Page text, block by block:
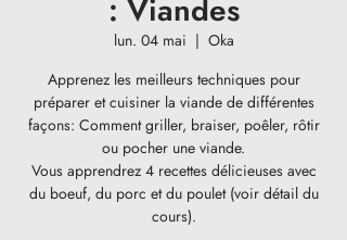
: Viandes
lun. 04 mai
  |
Oka
Apprenez les meilleurs techniques pour
préparer et cuisiner la viande de différentes
façons: Comment griller, braiser, poêler, rôtir
ou pocher une viande.
Vous apprendrez 4 recettes délicieuses avec
du boeuf, du porc et du poulet (voir détail du
cours).